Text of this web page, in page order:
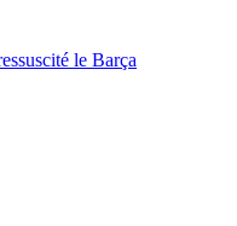
le Barça